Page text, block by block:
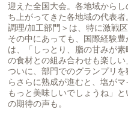
迎えた全国大会。各地域からし
ち上がってきた各地域の代表
調理/加工部門＞は、特に激戦区
その中にあっても、国際経験豊
は、「しっとり、脂の甘みが
の食材との組み合わせも楽しい
ついに、部門でのグランプリ
らさらに熟成が進むと、塩がマ
もっと美味しいでしょうね」と
の期待の声も。